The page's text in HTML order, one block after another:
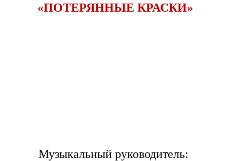
«ПОТЕРЯННЫЕ КРАСКИ»
Музыкальный руководитель: